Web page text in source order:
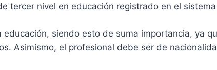
tercer nivel en educación registrado en el
siendo esto de suma importancia, ya
Asimismo, el profesional debe ser de